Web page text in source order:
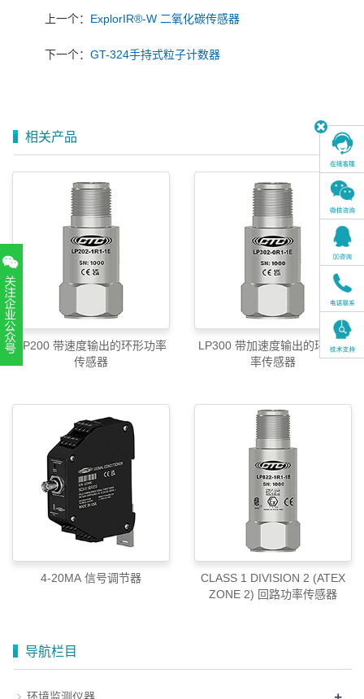
上一个： ExplorIR®-W 二氧化碳传感器
下一个： GT-324手持式粒子计数器
相关产品
LP200 带速度输出的环形功率
传感器
LP300 带加速度输出的环形功
率传感器
4-20MA 信号调节器
CLASS 1 DIVISION 2 (ATEX
ZONE 2) 回路功率传感器
导航栏目
扫一扫，关注官方账号